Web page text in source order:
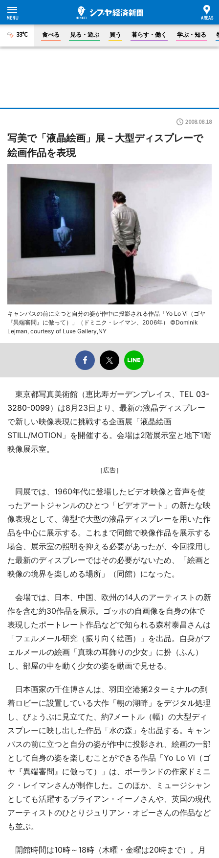
33°C 食べる 見る・遊ぶ 買う 暮らす・働く 学ぶ・知る
2008.08.18
写美で「液晶絵画」展－大型ディスプレーで
絵画作品を表現
キャンパスの前に立つと自分の姿が作中に投影される作品「Yo Lo Vi（ゴヤ
『異端審問』に倣って）」（ドミニク・レイマン、2006年） ©Dominik
Lejman, courtesy of Luxe Gallery,NY
東京都写真美術館（恵比寿ガーデンプレイス、TEL 03-
3280-0099）は8月23日より、最新の液晶ディスプレー
で新しい映像表現に挑戦する企画展「液晶絵画
STILL/MOTION」を開催する。会場は2階展示室と地下1階
映像展示室。
［広告］
同展では、1960年代に登場したビデオ映像と音声を使
ったアートジャンルのひとつ「ビデオアート」の新たな映
像表現として、薄型で大型の液晶ディスプレーを用いた作
品を中心に展示する。これまで同館で映像作品を展示する
場合、展示室の照明を抑える必要があったが、今回採用し
た最新のディスプレーではその必要がないため、「絵画と
映像の境界を楽しめる場所」（同館）になった。
会場では、日本、中国、欧州の14人のアーティストの新
作を含む約30作品を展示。ゴッホの自画像を自身の体で
表現したポートレート作品などで知られる森村泰昌さんは
「フェルメール研究（振り向く絵画）」を出品。自身がフ
ェルメールの絵画「真珠の耳飾りの少女」に扮（ふん）
し、部屋の中を動く少女の姿を動画で見せる。
日本画家の千住博さんは、羽田空港第2ターミナルの到
着ロビーに設置している大作「朝の湖畔」をデジタル処理
し、びょうぶに見立てた、約7メートル（幅）の大型ディ
スプレーに映し出した作品「水の森」を出品する。キャン
パスの前に立つと自分の姿が作中に投影され、絵画の一部
として自身の姿を楽しむことができる作品「Yo Lo Vi（ゴ
ヤ『異端審問』に倣って）」は、ポーランドの作家ドミニ
ク・レイマンさんが制作した。このほか、ミュージシャン
としても活躍するブライアン・イーノさんや、英国の現代
アーティストのひとりジュリアン・オピーさんの作品など
も並ぶ。
開館時間は10時～18時（木曜・金曜は20時まで）。月